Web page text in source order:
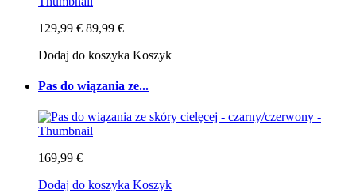
129,99 € 89,99 €
Dodaj do koszyka Koszyk
Pas do wiązania ze...
169,99 €
Dodaj do koszyka Koszyk